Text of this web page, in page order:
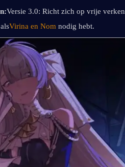
Versie 3.0: Richt zich op vrije
Virina en Nom nodig hebt.